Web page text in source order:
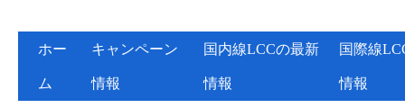
ホー
ム
キャンペーン
情報
国内線LCCの最新
情報
国際線
情報